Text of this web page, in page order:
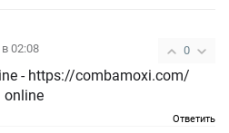
0
в 02:08
- https://combamoxi.com/
online
Ответить